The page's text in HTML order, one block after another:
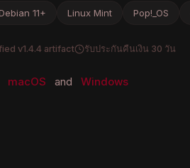
11+ Linux Mint Pop!_OS
v1.4.4 artifact รับประกันคืนเงิน 30 วัน
macOS and Windows